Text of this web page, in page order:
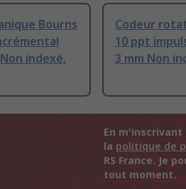
Bourns
indexé,
Codeur
10 ppt
3 mm Non
En
la politique de
RS France. Je
tout moment.